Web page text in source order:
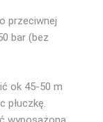
przeciwnej
bar (bez
ok 45-50 m